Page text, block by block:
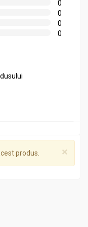
formulă lejeră, care
frecventă fără
și sfaturi:
14ml - FAVISAN
aplicării pe unghii
în cazul apariției
0
0
0
0
×
produs.